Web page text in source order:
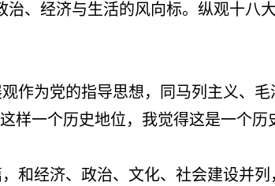
治、经济与生活的风向标。纵观十八
作为党的指导思想，同马列主义、
样一个历史地位，我觉得这是一个
和经济、政治、文化、社会建设并